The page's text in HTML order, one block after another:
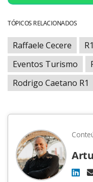
TÓPICOS RELACIONADOS
Raffaele Cecere
Eventos Turismo
Rodrigo Caetano R1